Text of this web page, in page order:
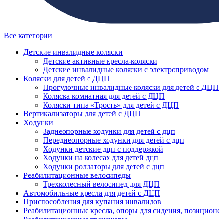
Все категории
Детские инвалидные коляски
Детские активные кресла-коляски
Детские инвалидные коляски с электроприводом
Коляски для детей с ДЦП
Прогулочные инвалидные коляски для детей с ДЦП
Коляска комнатная для детей с ДЦП
Коляски типа «Трость» для детей с ДЦП
Вертикализаторы для детей с ДЦП
Ходунки
Заднеопорные ходунки для детей с дцп
Переднеопорные ходунки для детей с дцп
Ходунки детские дцп с поддержкой
Ходунки на колесах для детей дцп
Ходунки роллаторы для детей с дцп
Реабилитационные велосипеды
Трехколесный велосипед для ДЦП
Автомобильные кресла для детей с ДЦП
Приспособления для купания инвалидов
Реабилитационные кресла, опоры для сидения,